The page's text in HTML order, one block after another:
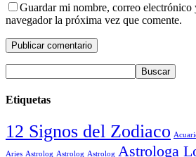
Guardar mi nombre, correo electrónico
navegador la próxima vez que comente.
Etiquetas
12 Signos del Zodiaco
Aries Astrolog Astrolog Astrolog Astrologa